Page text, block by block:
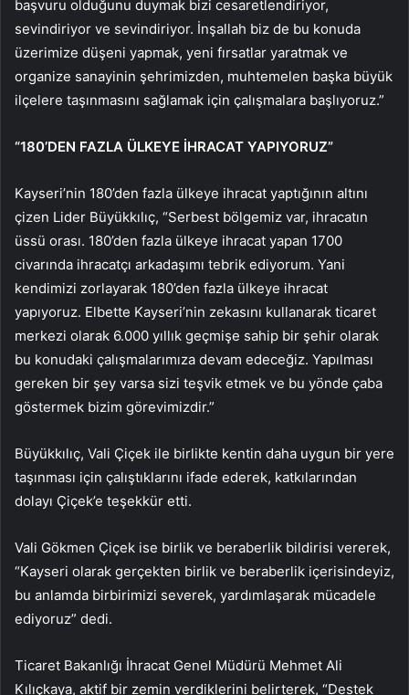
başvuru olduğunu duymak bizi cesaretlendiriyor,
sevindiriyor ve sevindiriyor. İnşallah biz de bu konuda
üzerimize düşeni yapmak, yeni fırsatlar yaratmak ve
organize sanayinin şehrimizden, muhtemelen başka büyük
ilçelere taşınmasını sağlamak için çalışmalara başlıyoruz.”
“180’DEN FAZLA ÜLKEYE İHRACAT YAPIYORUZ”
Kayseri’nin 180’den fazla ülkeye ihracat yaptığının altını
çizen Lider Büyükkılıç, “Serbest bölgemiz var, ihracatın
üssü orası. 180’den fazla ülkeye ihracat yapan 1700
civarında ihracatçı arkadaşımı tebrik ediyorum. Yani
kendimizi zorlayarak 180’den fazla ülkeye ihracat
yapıyoruz. Elbette Kayseri’nin zekasını kullanarak ticaret
merkezi olarak 6.000 yıllık geçmişe sahip bir şehir olarak
bu konudaki çalışmalarımıza devam edeceğiz. Yapılması
gereken bir şey varsa sizi teşvik etmek ve bu yönde çaba
göstermek bizim görevimizdir.”
Büyükkılıç, Vali Çiçek ile birlikte kentin daha uygun bir yere
taşınması için çalıştıklarını ifade ederek, katkılarından
dolayı Çiçek’e teşekkür etti.
Vali Gökmen Çiçek ise birlik ve beraberlik bildirisi vererek,
“Kayseri olarak gerçekten birlik ve beraberlik içerisindeyiz,
bu anlamda birbirimizi severek, yardımlaşarak mücadele
ediyoruz” dedi.
Ticaret Bakanlığı İhracat Genel Müdürü Mehmet Ali
Kılıçkaya, aktif bir zemin verdiklerini belirterek, “Destek